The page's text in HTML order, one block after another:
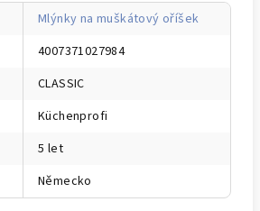
Mlýnky na muškátový oříšek
4007371027984
CLASSIC
Küchenprofi
5 let
Německo